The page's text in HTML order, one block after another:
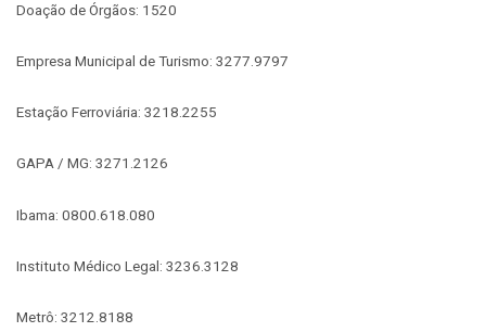
Doação de Órgãos: 1520
Empresa Municipal de Turismo: 3277.9797
Estação Ferroviária: 3218.2255
GAPA / MG: 3271.2126
Ibama: 0800.618.080
Instituto Médico Legal: 3236.3128
Metrô: 3212.8188